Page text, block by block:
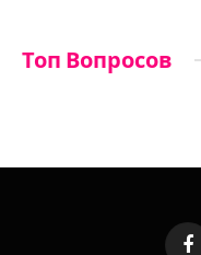
Топ Вопросов